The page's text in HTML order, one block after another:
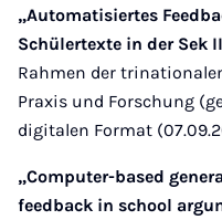
„Automatisiertes
Schülertexte in der Sek
Rahmen der
Praxis und Forschung
digitalen Format
„Computer-based
feedback in school